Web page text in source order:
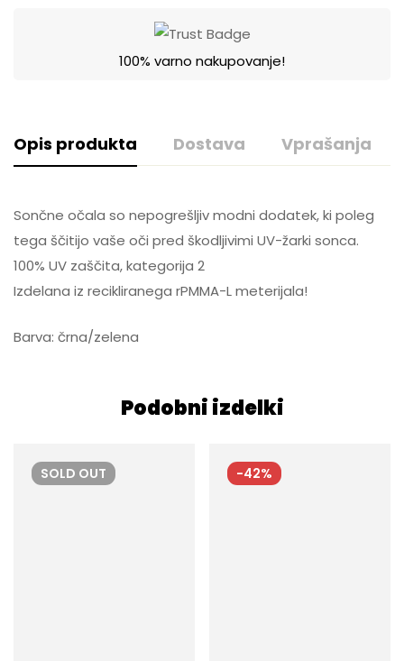
100% varno nakupovanje!
Opis produkta Dostava Vprašanja
Sončne očala so nepogrešljiv modni dodatek, ki poleg
tega ščitijo vaše oči pred škodljivimi UV-žarki sonca.
100% UV zaščita, kategorija 2
Izdelana iz recikliranega rPMMA-L meterijala!
Barva: črna/zelena
GLS SLOVENIJA
Podobni izdelki
SOLD OUT -42%